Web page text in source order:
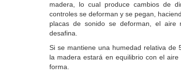
madera, lo cual produce cambios de
controles se deforman y se pegan,
placas de sonido se deforman, el aire
desafina.
Si se mantiene una humedad relativa de
la madera estará en equilibrio con el
forma.